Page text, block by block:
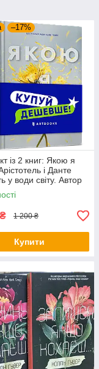
–17%
із 2 книг: Якою я
і Данте
у води світу. Автор
і Бенджамін
₴ 1 200 ₴
Купити